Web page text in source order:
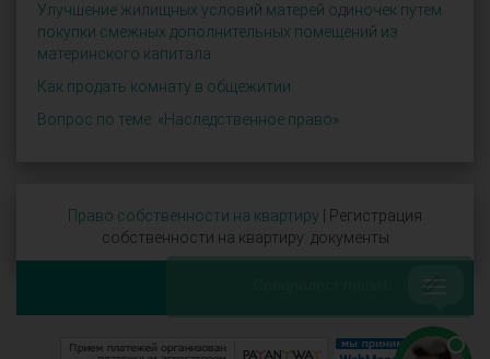
Улучшение жилищных условий матерей одиночек путем
покупки смежных дополнительных помещений из
материнского капитала
Как продать комнату в общежитии
Вопрос по теме: «Наследственное право»
Право собственности на квартиру | Регистрация
собственности на квартиру: документы